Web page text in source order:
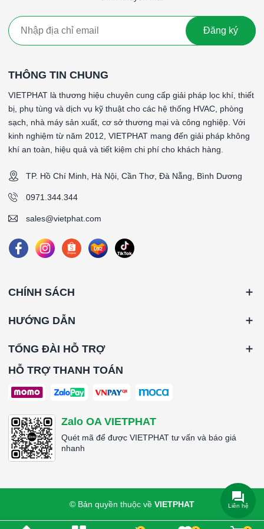
hoặc có thể sử dụng loại bôi trơn đặc biệt để kéo dài tuổi
thọ.
Thích hợp cho các ứng dụng cần khả năng
cao trong điều kiện khắc nghiệt.
#Vòng bi gốm sứ 608, 609 NSK,Vòng bi gốm sứ 608, 609
NSK,Vòng bi gốm sứ 608, 609 NSKVòng bi gốm sứ 608, 609
NSKVòng bi gốm sứ 608, 609 NSK
Đăng ký
THÔNG TIN CHUNG
VIETPHAT là thương hiệu chuyên cung cấp giải pháp lọc khí, thiết
bị, phụ tùng và dịch vụ kỹ thuật cho các hệ thống HVAC, phòng
sạch, nhà máy sản xuất, cơ sở thương mại và công nghiệp. Với
kinh nghiệm từ năm 2012, VIETPHAT mang đến giải pháp không
khí an toàn, hiệu quả và tiết kiệm chi phí cho khách hàng.
TP. Hồ Chí Minh, Hà Nội, Cần Thơ, Đà Nẵng, Bình Dương
0971.344.344
sales@vietphat.com
CHÍNH SÁCH
HƯỚNG DẪN
TỔNG ĐÀI HỖ TRỢ
HỖ TRỢ THANH TOÁN
Zalo OA VIETPHAT
Quét mã để được VIETPHAT tư vấn và báo giá
nhanh
© Bản quyền thuộc về VIETPHAT Liên hệ